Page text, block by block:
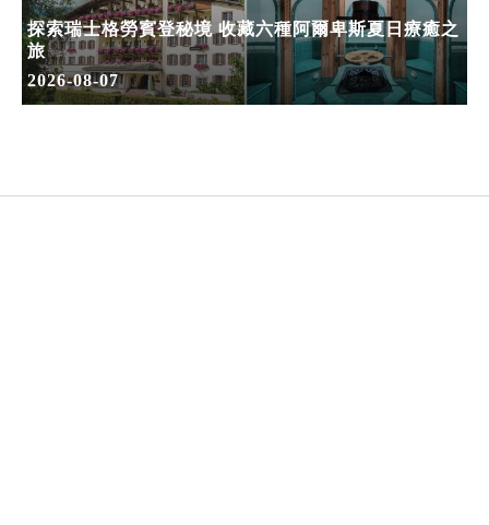
探索瑞士格勞賓登秘境 收藏六種阿爾卑斯夏日療癒之
旅
2026-08-07